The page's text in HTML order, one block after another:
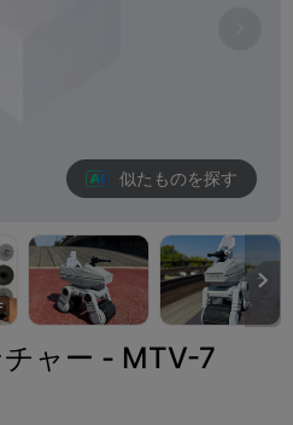
似たものを探す

ャー - MTV-7